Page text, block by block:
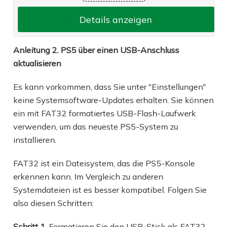
Details anzeigen
Anleitung 2. PS5 über einen USB-Anschluss
aktualisieren
Es kann vorkommen, dass Sie unter "Einstellungen"
keine Systemsoftware-Updates erhalten. Sie können
ein mit FAT32 formatiertes USB-Flash-Laufwerk
verwenden, um das neueste PS5-System zu
installieren.
FAT32 ist ein Dateisystem, das die PS5-Konsole
erkennen kann. Im Vergleich zu anderen
Systemdateien ist es besser kompatibel. Folgen Sie
also diesen Schritten: